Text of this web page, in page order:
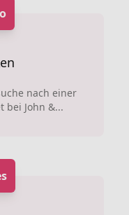
nach einer
bei John &...